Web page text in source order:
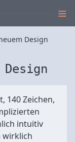
≡
Design
Design
140 Zeichen,
intuitiv
wirklich